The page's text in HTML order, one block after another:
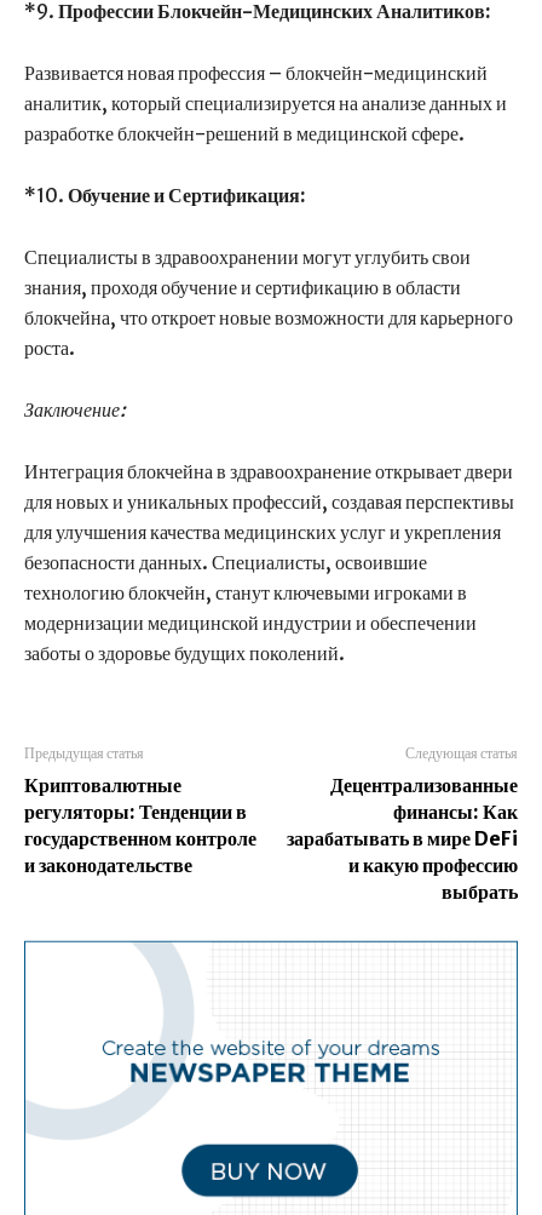
*9. Профессии Блокчейн-Медицинских Аналитиков:
Развивается новая профессия – блокчейн-медицинский
аналитик, который специализируется на анализе данных и
разработке блокчейн-решений в медицинской сфере.
*10. Обучение и Сертификация:
Специалисты в здравоохранении могут углубить свои
знания, проходя обучение и сертификацию в области
блокчейна, что откроет новые возможности для карьерного
роста.
Заключение:
Интеграция блокчейна в здравоохранение открывает двери
для новых и уникальных профессий, создавая перспективы
для улучшения качества медицинских услуг и укрепления
безопасности данных. Специалисты, освоившие
технологию блокчейн, станут ключевыми игроками в
модернизации медицинской индустрии и обеспечении
заботы о здоровье будущих поколений.
Предыдущая статья
Криптовалютные
регуляторы: Тенденции в
государственном контроле
и законодательстве
Следующая статья
Децентрализованные
финансы: Как
зарабатывать в мире DeFi
и какую профессию
выбрать